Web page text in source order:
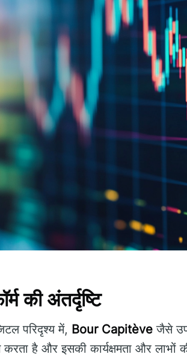
की अंतर्दृष्टि
परिदृश्य में, Bour Capitève जैसे
है और इसकी कार्यक्षमता और लाभों